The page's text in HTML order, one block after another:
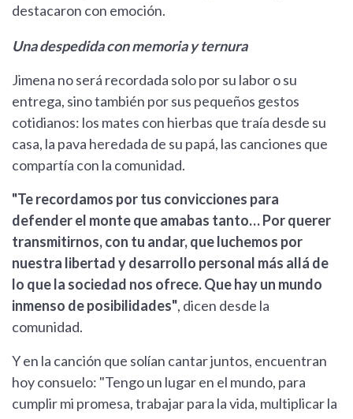
destacaron con emoción.
Una despedida con memoria y ternura
Jimena no será recordada solo por su labor o su
entrega, sino también por sus pequeños gestos
cotidianos: los mates con hierbas que traía desde su
casa, la pava heredada de su papá, las canciones que
compartía con la comunidad.
"Te recordamos por tus convicciones para
defender el monte que amabas tanto… Por querer
transmitirnos, con tu andar, que luchemos por
nuestra libertad y desarrollo personal más allá de
lo que la sociedad nos ofrece. Que hay un mundo
inmenso de posibilidades", dicen desde la
comunidad.
Y en la canción que solían cantar juntos, encuentran
hoy consuelo: "Tengo un lugar en el mundo, para
cumplir mi promesa, trabajar para la vida, multiplicar la